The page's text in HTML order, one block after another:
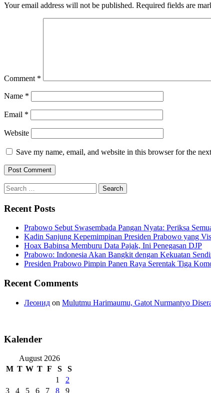
Your email address will not be published. Required fields are
Comment *
Name *
Email *
Website
Save my name, email, and website in this browser for the
Search
for:
Recent Posts
Prabowo Sebut Swasembada Pangan Nyata: Periksa
Kadin Sanjung Kepemimpinan Presiden Prabowo yang
Hoax Babinsa Memburu Data Pajak, Ini Penegasan DJP
Prabowo: Indonesia Akan Bangkit dengan Kekuatan
Presiden Prabowo Pimpin Panen Raya Serentak Tiga
Recent Comments
Леонид on Mulutmu Harimaumu, Gatot Nurmantyo
Kalender
August 2026
M T W T F S
S
1
2
3
4 5 6 7 8
9